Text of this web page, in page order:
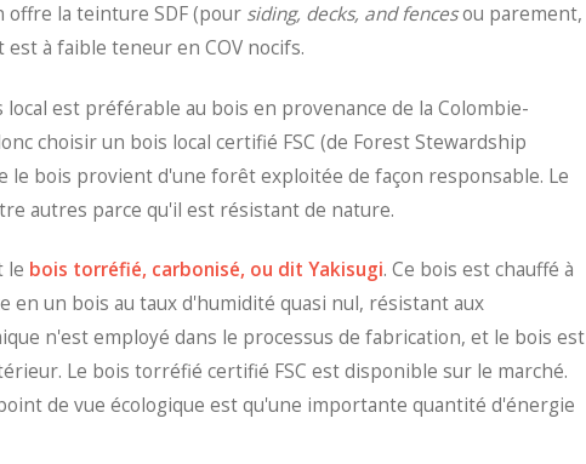
offre la teinture SDF (pour siding, decks, and fencesou parement,
à faible teneur en COV nocifs.
local est préférable au bois en provenance de la Colombie-
choisir un bois local certifié FSC (de Forest Stewardship
le bois provient d'une forêt exploitée de façon responsable. Le
autres parce qu'il est résistant de nature.
le bois torréfié, carbonisé, ou dit Yakisugi. Ce bois est chauffé à
en un bois au taux d'humidité quasi nul, résistant aux
n'est employé dans le processus de fabrication, et le bois est
Le bois torréfié certifié FSC est disponible sur le marché.
de vue écologique est qu'une importante quantité d'énergie